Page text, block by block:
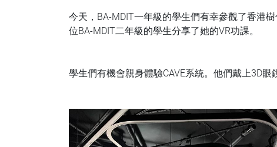
今天，BA-MDIT一年級的學生們有幸參觀了香港
位BA-MDIT二年級的學生分享了她的VR功課。
學生們有機會親身體驗CAVE系統。他們戴上3D